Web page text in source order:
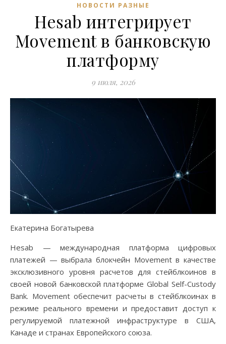
НОВОСТИ РАЗНЫЕ
Hesab интегрирует
Movement в банковскую
платформу
9 июля, 2026
Екатерина Богатырева
Hesab — международная платформа цифровых
платежей — выбрала блокчейн Movement в качестве
эксклюзивного уровня расчетов для стейблкоинов в
своей новой банковской платформе Global Self-Custody
Bank. Movement обеспечит расчеты в стейблкоинах в
режиме реального времени и предоставит доступ к
регулируемой платежной инфраструктуре в США,
Канаде и странах Европейского союза.